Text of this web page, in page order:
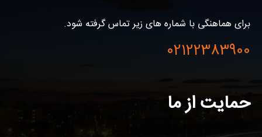
برای هماهنگی با شماره های زیر تماس گرفته شود.
02122383900
حمایت از ما